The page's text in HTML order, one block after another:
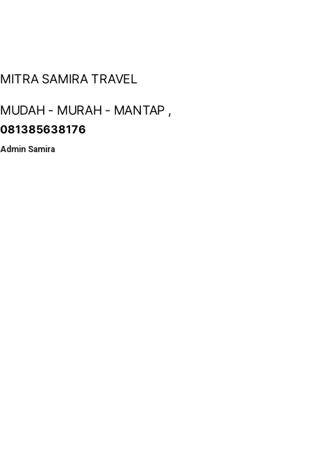
MITRA SAMIRA TRAVEL
MUDAH - MURAH - MANTAP ,
081385638176
Admin Samira